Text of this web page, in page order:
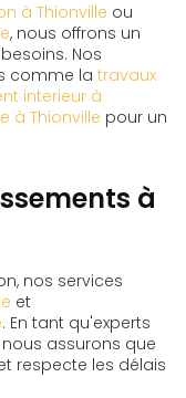
à Thionville ou
, nous offrons un
Nos
comme la travaux
interieur à
à Thionville pour un
à
nos services
et
. En tant qu'experts
nous assurons que
respecte les délais